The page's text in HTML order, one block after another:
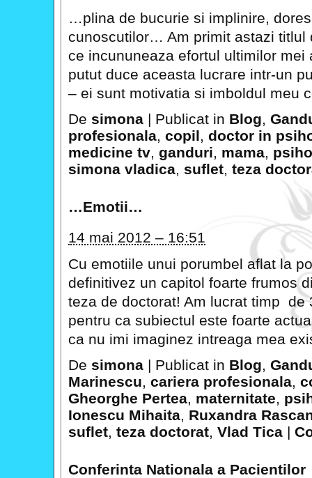
…plina de bucurie si implinire,
cunoscutilor… Am primit astazi titlul
ce incununeaza efortul ultimilor
putut duce aceasta lucrare intr-un
– ei sunt motivatia si imboldul meu
De simona | Publicat in Blog,
profesionala, copil, doctor in
medicine tv, ganduri, mama,
simona vladica, suflet, teza
…Emotii…
14 mai 2012 – 16:51
Cu emotiile unui porumbel aflat la
definitivez un capitol foarte frumos
teza de doctorat! Am lucrat timp de
pentru ca subiectul este foarte
ca nu imi imaginez intreaga mea
De simona | Publicat in Blog,
Marinescu, cariera profesionala,
Gheorghe Pertea, maternitate,
Ionescu Mihaita, Ruxandra
suflet, teza doctorat, Vlad Tica |
Conferinta Nationala a Pacientilor